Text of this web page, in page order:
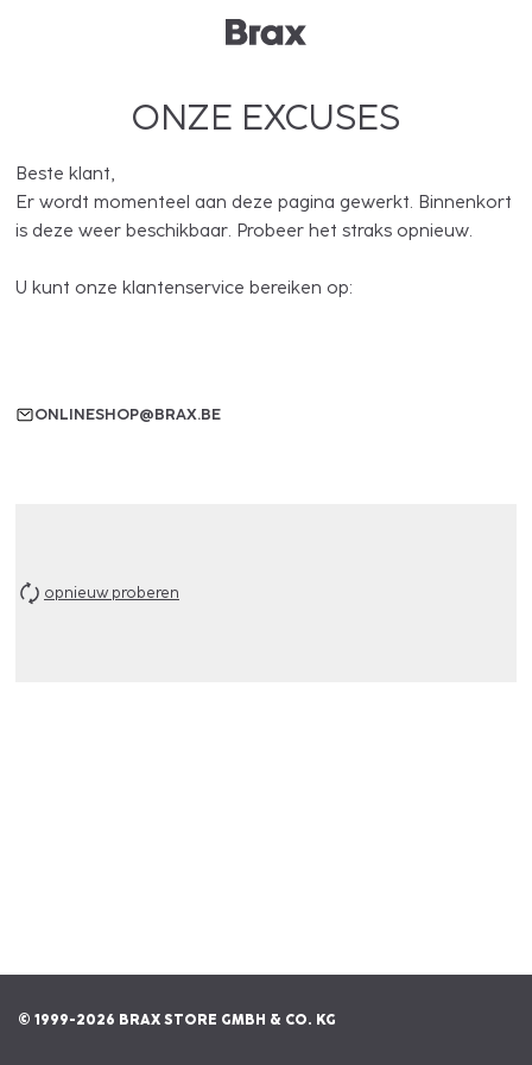
ONZE EXCUSES
Beste klant,
Er wordt momenteel aan deze pagina gewerkt. Binnenkort
is deze weer beschikbaar. Probeer het straks opnieuw.
U kunt onze klantenservice bereiken op:
ONLINESHOP@BRAX.BE
opnieuw proberen
© 1999-2026 BRAX STORE GMBH & CO. KG